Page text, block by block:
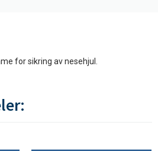
for sikring av nesehjul.